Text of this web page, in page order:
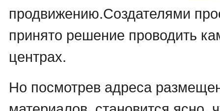
продвижению.Создателями
принято решение проводить
центрах.
Но посмотрев адреса